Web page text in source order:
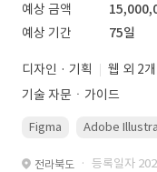
예상 금액
예상 기간
75일
디자인 · 기획
웹 외 2개
기술 자문ㆍ가이드
Figma Adobe
전라북도 · 등록일자